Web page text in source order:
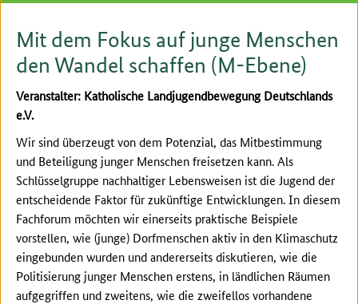
Mit dem Fokus auf junge Menschen
den Wandel schaffen (M-Ebene)
Veranstalter: Katholische Landjugendbewegung Deutschlands
e.V.
Wir sind überzeugt von dem Potenzial, das Mitbestimmung
und Beteiligung junger Menschen freisetzen kann. Als
Schlüsselgruppe nachhaltiger Lebensweisen ist die Jugend der
entscheidende Faktor für zukünftige Entwicklungen. In diesem
Fachforum möchten wir einerseits praktische Beispiele
vorstellen, wie (junge) Dorfmenschen aktiv in den Klimaschutz
eingebunden wurden und andererseits diskutieren, wie die
Politisierung junger Menschen erstens, in ländlichen Räumen
aufgegriffen und zweitens, wie die zweifellos vorhandene